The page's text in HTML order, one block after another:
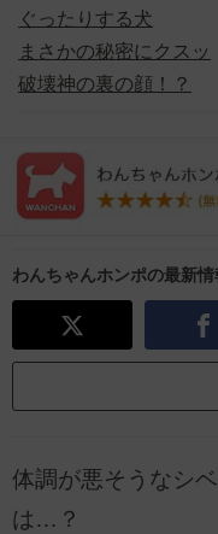
ぐったりする犬
まさかの秘密にクスッ
破壊神の裏の顔！？
わんちゃんホンポの最新
体調が悪そうなシ
は…？